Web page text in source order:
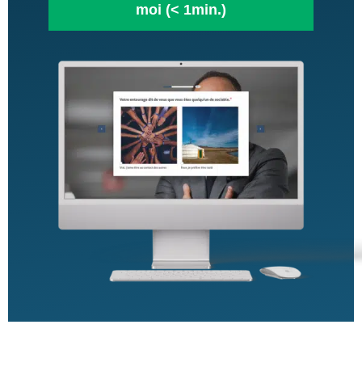
moi (< 1min.)